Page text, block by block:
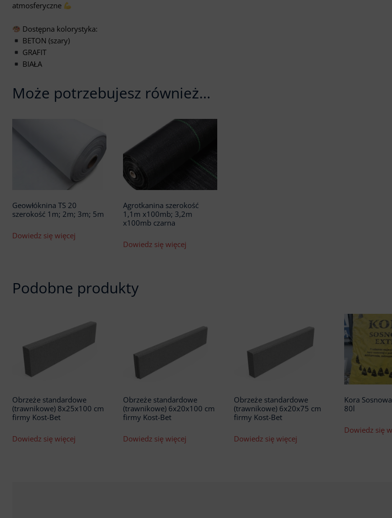
atmosferyczne
Dostępna kolorystyka:
BETON (szary)
GRAFIT
BIAŁA
Może potrzebujesz również…
Geowłóknina TS 20
szerokość 1m; 2m; 3m; 5m
Dowiedz się więcej
Agrotkanina szerokość
1,1m x100mb; 3,2m
x100mb czarna
Dowiedz się więcej
Podobne produkty
Obrzeże standardowe
(trawnikowe) 8x25x100 cm
firmy Kost-Bet
Dowiedz się więcej
Obrzeże standardowe
(trawnikowe) 6x20x100 cm
firmy Kost-Bet
Dowiedz się więcej
Obrzeże standardowe
(trawnikowe) 6x20x75 cm
firmy Kost-Bet
Dowiedz się więcej
Kora
80l
Dowiedz się